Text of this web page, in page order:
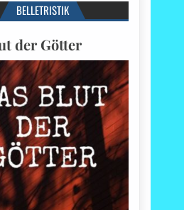
BELLETRISTIK
der Götter